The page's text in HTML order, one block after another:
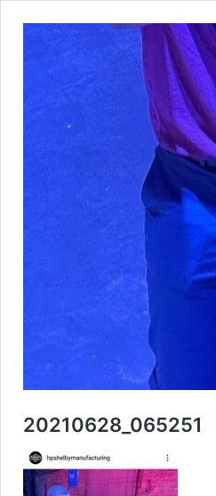
20210628_065251